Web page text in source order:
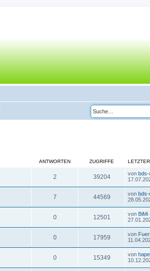
ANTWORTEN ZUGRIFFE
2 39204 von bds-
7 44569 von bds-
0 12501 von BiMi
0 17959 von
0 15349 von hape